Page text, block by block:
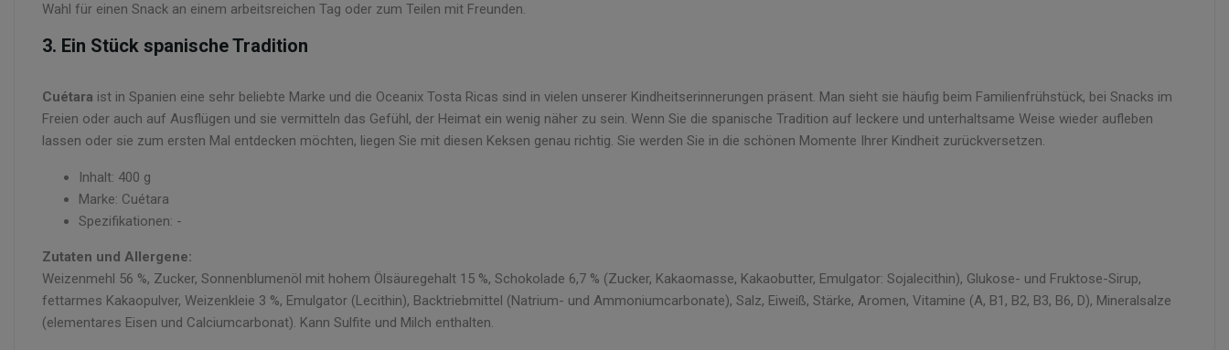
Wahl für einen Snack an einem arbeitsreichen Tag oder zum Teilen mit Freunden.
3. Ein Stück spanische Tradition
Cuétara ist in Spanien eine sehr beliebte Marke und die Oceanix Tosta Ricas sind in vielen unserer Kindheitserinnerungen präsent. Man sieht sie häufig beim Familienfrühstück, bei Snacks im
Freien oder auch auf Ausflügen und sie vermitteln das Gefühl, der Heimat ein wenig näher zu sein. Wenn Sie die spanische Tradition auf leckere und unterhaltsame Weise wieder aufleben
lassen oder sie zum ersten Mal entdecken möchten, liegen Sie mit diesen Keksen genau richtig. Sie werden Sie in die schönen Momente Ihrer Kindheit zurückversetzen.
Inhalt: 400 g
Marke: Cuétara
Spezifikationen: -
Zutaten und Allergene:
Weizenmehl 56 %, Zucker, Sonnenblumenöl mit hohem Ölsäuregehalt 15 %, Schokolade 6,7 % (Zucker, Kakaomasse, Kakaobutter, Emulgator: Sojalecithin), Glukose- und Fruktose-Sirup,
fettarmes Kakaopulver, Weizenkleie 3 %, Emulgator (Lecithin), Backtriebmittel (Natrium- und Ammoniumcarbonate), Salz, Eiweiß, Stärke, Aromen, Vitamine (A, B1, B2, B3, B6, D), Mineralsalze
(elementares Eisen und Calciumcarbonat). Kann Sulfite und Milch enthalten.